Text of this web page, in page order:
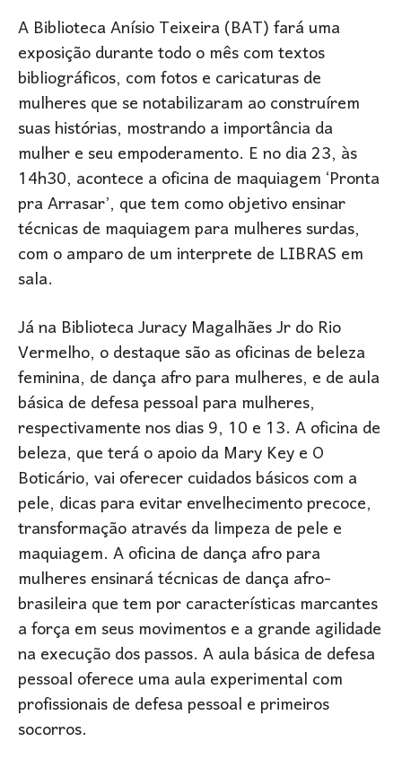
A Biblioteca Anísio Teixeira (BAT) fará uma
exposição durante todo o mês com textos
bibliográficos, com fotos e caricaturas de
mulheres que se notabilizaram ao construírem
suas histórias, mostrando a importância da
mulher e seu empoderamento. E no dia 23, às
14h30, acontece a oficina de maquiagem ‘Pronta
pra Arrasar’, que tem como objetivo ensinar
técnicas de maquiagem para mulheres surdas,
com o amparo de um interprete de LIBRAS em
sala.
Já na Biblioteca Juracy Magalhães Jr do Rio
Vermelho, o destaque são as oficinas de beleza
feminina, de dança afro para mulheres, e de aula
básica de defesa pessoal para mulheres,
respectivamente nos dias 9, 10 e 13. A oficina de
beleza, que terá o apoio da Mary Key e O
Boticário, vai oferecer cuidados básicos com a
pele, dicas para evitar envelhecimento precoce,
transformação através da limpeza de pele e
maquiagem. A oficina de dança afro para
mulheres ensinará técnicas de dança afro-
brasileira que tem por características marcantes
a força em seus movimentos e a grande agilidade
na execução dos passos. A aula básica de defesa
pessoal oferece uma aula experimental com
profissionais de defesa pessoal e primeiros
socorros.